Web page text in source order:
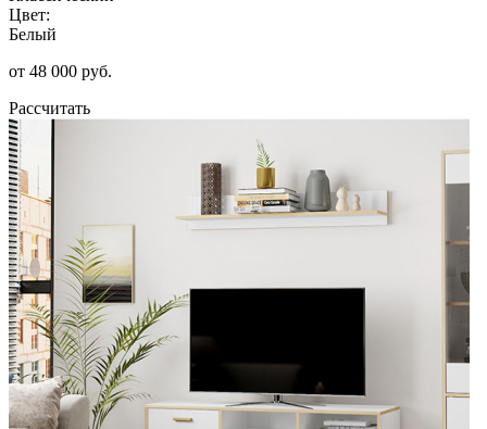
Цвет:
Белый
от 48 000 руб.
Рассчитать